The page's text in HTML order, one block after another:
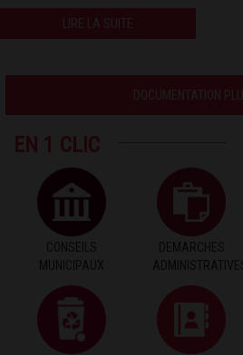
LIRE LA SUITE
DOCUMENTATION PLU
EN 1 CLIC
CONSEILS
MUNICIPAUX
DEMARCHES
ADMINISTRATIVES